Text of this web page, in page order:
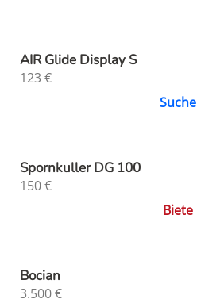
AIR Glide Display S
123 €
Suche
Spornkuller DG 100
150€
Biete
Bocian
3.500€